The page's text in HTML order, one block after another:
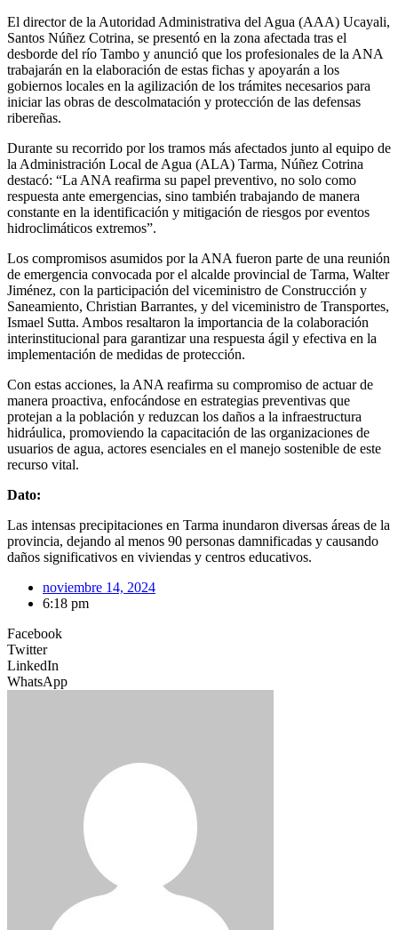
El director de la Autoridad Administrativa del Agua (AAA) Ucayali,
Santos Núñez Cotrina, se presentó en la zona afectada tras el
desborde del río Tambo y anunció que los profesionales de la ANA
trabajarán en la elaboración de estas fichas y apoyarán a los
gobiernos locales en la agilización de los trámites necesarios para
iniciar las obras de descolmatación y protección de las defensas
ribereñas.
Durante su recorrido por los tramos más afectados junto al equipo de
la Administración Local de Agua (ALA) Tarma, Núñez Cotrina
destacó: “La ANA reafirma su papel preventivo, no solo como
respuesta ante emergencias, sino también trabajando de manera
constante en la identificación y mitigación de riesgos por eventos
hidroclimáticos extremos”.
Los compromisos asumidos por la ANA fueron parte de una reunión
de emergencia convocada por el alcalde provincial de Tarma, Walter
Jiménez, con la participación del viceministro de Construcción y
Saneamiento, Christian Barrantes, y del viceministro de Transportes,
Ismael Sutta. Ambos resaltaron la importancia de la colaboración
interinstitucional para garantizar una respuesta ágil y efectiva en la
implementación de medidas de protección.
Con estas acciones, la ANA reafirma su compromiso de actuar de
manera proactiva, enfocándose en estrategias preventivas que
protejan a la población y reduzcan los daños a la infraestructura
hidráulica, promoviendo la capacitación de las organizaciones de
usuarios de agua, actores esenciales en el manejo sostenible de este
recurso vital.
Dato:
Las intensas precipitaciones en Tarma inundaron diversas áreas de la
provincia, dejando al menos 90 personas damnificadas y causando
daños significativos en viviendas y centros educativos.
noviembre 14, 2024
6:18 pm
Facebook
Twitter
LinkedIn
WhatsApp